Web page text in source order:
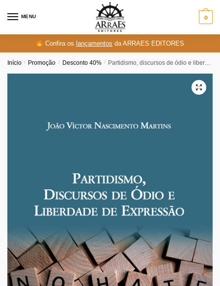
MENU 0
Confira os lançamentos da ARRAES EDITORES
Início / Promoção / Desconto 40% / Partidismo, discursos de ódio e liberdade de expressão